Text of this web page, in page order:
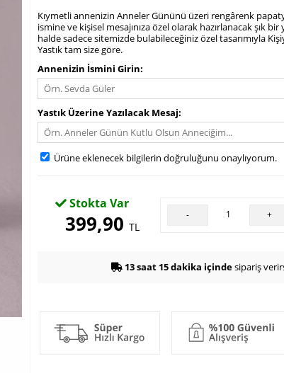
Kıymetli annenizin Anneler Gününü üzeri rengârenk
ismine ve kişisel mesajınıza özel olarak hazırlanacak şık
halde sadece sitemizde bulabileceğiniz özel tasarımıyla
Yastık tam size göre.
Annenizin İsmini Girin
Yastık Üzerine Yazılacak Mesaj
Ürüne eklenecek bilgilerin doğruluğunu onaylıyorum.
Stokta Var
399,90TL
- +
13 saat 15 dakika içindesipariş